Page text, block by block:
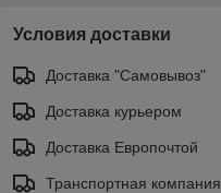
Условия доставки
Доставка "Самовывоз"
Доставка курьером
Доставка Европочтой
Транспортная компания